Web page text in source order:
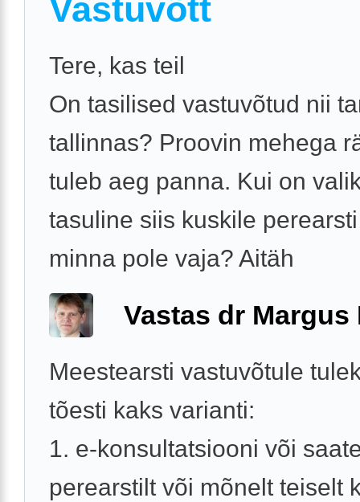
Vastuvõtt
Tere, kas teil
On tasilised vastuvõtud nii
tallinnas? Proovin mehega
tuleb aeg panna. Kui on
tasuline siis kuskile
minna pole vaja? Aitäh
Vastas dr Margus
Meestearsti vastuvõtule
tõesti kaks varianti:
1. e-konsultatsiooni või
perearstilt või mõnelt teiselt